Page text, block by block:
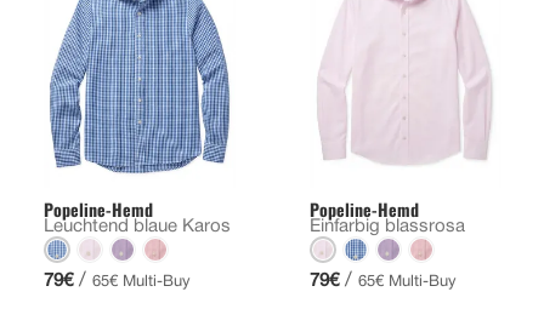
Popeline-Hemd
Leuchtend blaue Karos
79€ / 65€ Multi-Buy
Popeline-Hemd
Einfarbig blassrosa
79€ / 65€ Multi-Buy